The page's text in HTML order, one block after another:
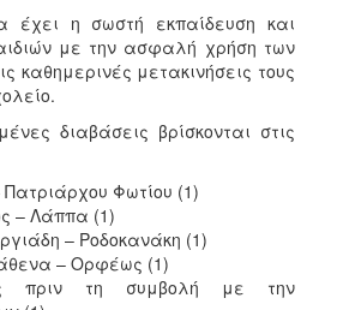
έχει η σωστή εκπαίδευση και
με την ασφαλή χρήση των
καθημερινές μετακινήσεις τους
διαβάσεις βρίσκονται στις
Πατριάρχου Φωτίου (1)
– Λάππα (1)
– Ροδοκανάκη (1)
– Ορφέως (1)
πριν τη συμβολή με την